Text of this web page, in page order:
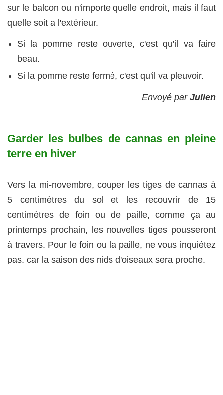
sur le balcon ou n'importe quelle endroit, mais il faut
quelle soit a l'extérieur.
Si la pomme reste ouverte, c'est qu'il va faire
beau.
Si la pomme reste fermé, c'est qu'il va pleuvoir.
Envoyé par Julien
Garder les bulbes de cannas en pleine
terre en hiver
Vers la mi-novembre, couper les tiges de cannas à
5 centimètres du sol et les recouvrir de 15
centimètres de foin ou de paille, comme ça au
printemps prochain, les nouvelles tiges pousseront
à travers. Pour le foin ou la paille, ne vous inquiétez
pas, car la saison des nids d'oiseaux sera proche.